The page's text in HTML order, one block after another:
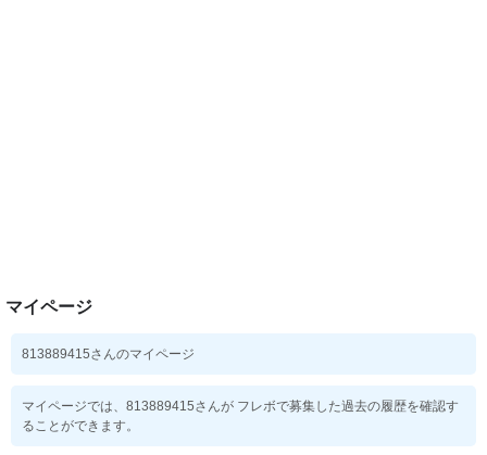
マイページ
813889415さんのマイページ
マイページでは、813889415さんが フレボで募集した過去の履歴を確認す
ることができます。